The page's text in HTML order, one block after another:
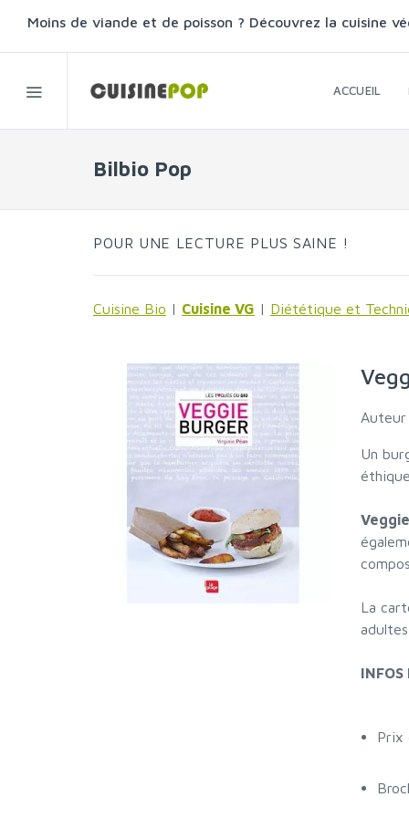
Moins de viande et de poisson ? Découvrez la cuisine
ACCUEIL
Bilbio Pop
POUR UNE LECTURE PLUS SAINE !
Cuisine Bio | Cuisine VG | Diététique et
Un
La
INFOS
Prix